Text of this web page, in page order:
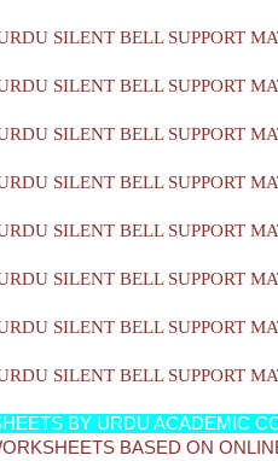
SILENT BELL SUPPORT
SILENT BELL SUPPORT
SILENT BELL SUPPORT
SILENT BELL SUPPORT
SILENT BELL SUPPORT
SILENT BELL SUPPORT
SILENT BELL SUPPORT
SILENT BELL SUPPORT
BY URDU ACADEMIC
BASED ON